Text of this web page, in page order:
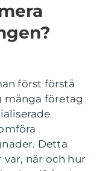
först förstå
många företag
Detta
när och hur